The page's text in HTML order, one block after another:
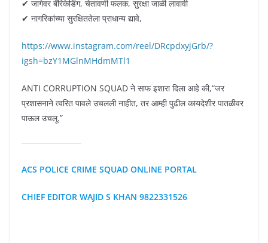
✔ जागेवर बॅरिकेडिंग, चेतावणी फलक, सुरक्षा जाळी लावावी
✔ नागरिकांच्या सुरक्षिततेला प्राधान्य द्यावे,
https://www.instagram.com/reel/DRcpdxyjGrb/?
igsh=bzY1MGlnMHdmMTl1
ANTI CORRUPTION SQUAD ने साफ इशारा दिला आहे की,“जर
प्रशासनाने त्वरित पावले उचलली नाहीत, तर आम्ही पुढील कायदेशीर पातळीवर
पाऊल उचलू.”
ACS POLICE CRIME SQUAD ONLINE PORTAL
CHIEF EDITOR WAJID S KHAN 9822331526